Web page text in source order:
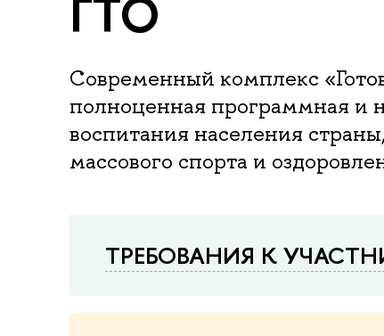
ГТО
Современный комплекс
полноценная программная и
воспитания населения
массового спорта и
ТРЕБОВАНИЯ К